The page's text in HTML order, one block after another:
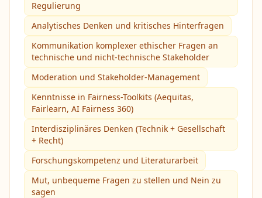
Regulierung
Analytisches Denken und kritisches Hinterfragen
Kommunikation komplexer ethischer Fragen an
technische und nicht-technische Stakeholder
Moderation und Stakeholder-Management
Kenntnisse in Fairness-Toolkits (Aequitas,
Fairlearn, AI Fairness 360)
Interdisziplinäres Denken (Technik + Gesellschaft
+ Recht)
Forschungskompetenz und Literaturarbeit
Mut, unbequeme Fragen zu stellen und Nein zu
sagen